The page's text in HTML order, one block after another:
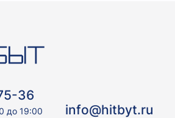
36
до 19:00 info@hitbyt.ru